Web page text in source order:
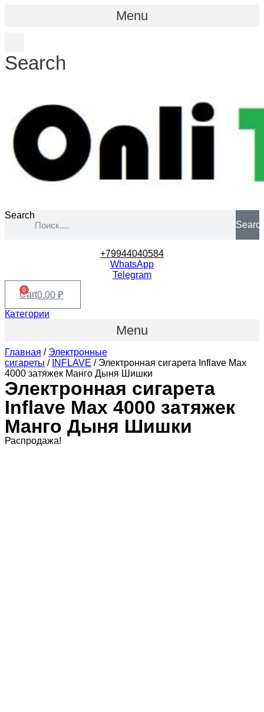
Menu
Search
Search
+79944040584
WhatsApp
Telegram
0.00 ₽
0
Cart
Категории
Menu
Главная / Электронные
сигареты / INFLAVE / Электронная сигарета Inflave Max
4000 затяжек Манго Дыня Шишки
Электронная сигарета
Inflave Max 4000 затяжек
Манго Дыня Шишки
Распродажа!